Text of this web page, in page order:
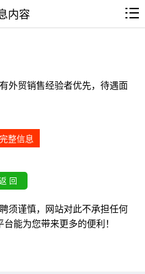
内容
外贸销售经验者优先，待遇面
整信息
须谨慎，网站对此不承担任何
能为您带来更多的便利！